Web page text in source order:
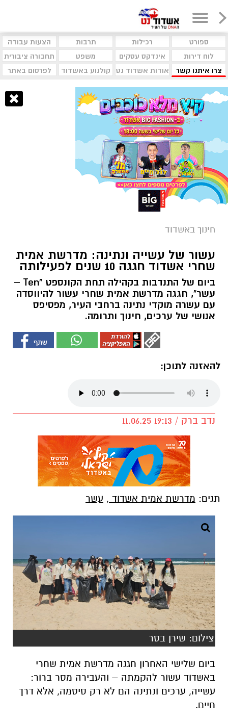
ספורט רכילות תרבות
הצעות עבודה
לוח דירות
אינדקס עסקים משפט
תחבורה ציבורית
צרו איתנו קשר
אודות אשדוד נט קולנוע באשדוד לפרסום באתר
חינוך באשדוד
עשור של עשייה ונתינה: מדרשת אמית
שחרי אשדוד חגגה 10 שנים לפעילותה
ביום של התנדבות בקהילה תחת הקונספט "Ten –
עשר", חגגה מדרשת אמית שחרי עשור להיווסדה
עם עשרה מוקדי נתינה ברחבי העיר, מפסיפס
אנושי של ערכים, חינוך ותרומה.
להאזנה לתוכן:
נדב ברק / 19:13 11.06.25
תגים: מדרשת אמית אשדוד , עשר
צילום: שירן בסר
ביום שלישי האחרון חגגה מדרשת אמית שחרי
באשדוד עשור להקמתה – והעבירה מסר ברור:
עשייה, ערכים ונתינה הם לא רק סיסמה, אלא דרך
חיים.